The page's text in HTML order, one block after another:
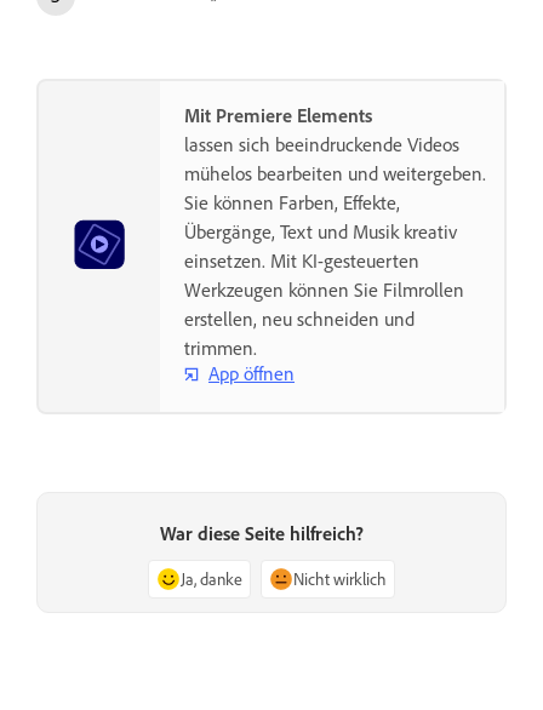
Mit Premiere Elements
lassen sich beeindruckende Videos
mühelos bearbeiten und weitergeben.
Sie können Farben, Effekte,
Übergänge, Text und Musik kreativ
einsetzen. Mit KI-gesteuerten
Werkzeugen können Sie Filmrollen
erstellen, neu schneiden und
trimmen.
App öffnen
War diese Seite hilfreich?
Ja, danke Nicht wirklich